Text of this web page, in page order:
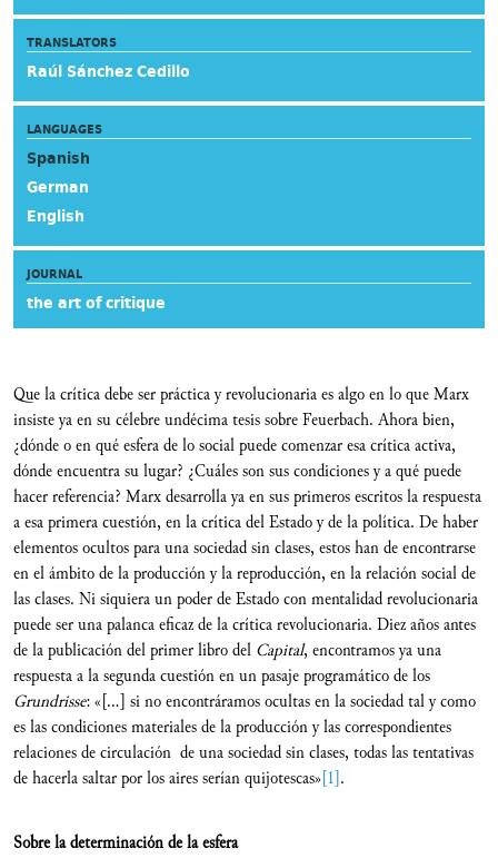
TRANSLATORS
Raúl Sánchez Cedillo
LANGUAGES
Spanish
German
English
JOURNAL
the art of critique
Que la crítica debe ser práctica y revolucionaria es algo en lo que Marx
insiste ya en su célebre undécima tesis sobre Feuerbach. Ahora bien,
¿dónde o en qué esfera de lo social puede comenzar esa crítica activa,
dónde encuentra su lugar? ¿Cuáles son sus condiciones y a qué puede
hacer referencia? Marx desarrolla ya en sus primeros escritos la respuesta
a esa primera cuestión, en la crítica del Estado y de la política. De haber
elementos ocultos para una sociedad sin clases, estos han de encontrarse
en el ámbito de la producción y la reproducción, en la relación social de
las clases. Ni siquiera un poder de Estado con mentalidad revolucionaria
puede ser una palanca eficaz de la crítica revolucionaria. Diez años antes
de la publicación del primer libro del Capital, encontramos ya una
respuesta a la segunda cuestión en un pasaje programático de los
Grundrisse: «[...] si no encontráramos ocultas en la sociedad tal y como
es las condiciones materiales de la producción y las correspondientes
relaciones de circulación de una sociedad sin clases, todas las tentativas
de hacerla saltar por los aires serían quijotescas»[1].
Sobre la determinación de la esfera